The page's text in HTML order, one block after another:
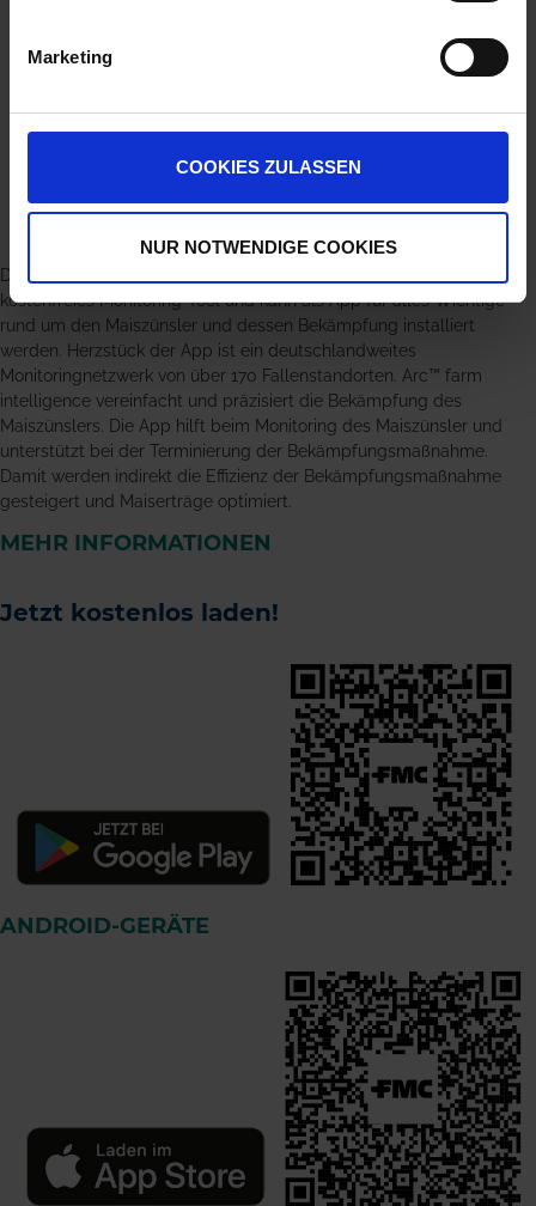
Marketing
COOKIES ZULASSEN
NUR NOTWENDIGE COOKIES
Das digitale Serviceangebot Arc™ farm intelligence ist ein
kostenfreies Monitoring-Tool und kann als App für alles Wichtige
rund um den Maiszünsler und dessen Bekämpfung installiert
werden. Herzstück der App ist ein deutschlandweites
Monitoringnetzwerk von über 170 Fallenstandorten. Arc™ farm
intelligence vereinfacht und präzisiert die Bekämpfung des
Maiszünslers. Die App hilft beim Monitoring des Maiszünsler und
unterstützt bei der Terminierung der Bekämpfungsmaßnahme.
Damit werden indirekt die Effizienz der Bekämpfungsmaßnahme
gesteigert und Maiserträge optimiert.
MEHR INFORMATIONEN
Jetzt kostenlos laden!
ANDROID-GERÄTE